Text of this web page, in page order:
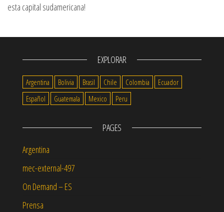
esta capital sudamericana!
EXPLORAR
Argentina Bolivia Brasil Chile Colombia
Ecuador
Español
Guatemala Mexico Peru
PAGES
Argentina
mec-external-497
On Demand – ES
Prensa